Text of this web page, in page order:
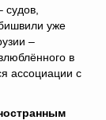
судов,
уже
–
в
ассоциации с